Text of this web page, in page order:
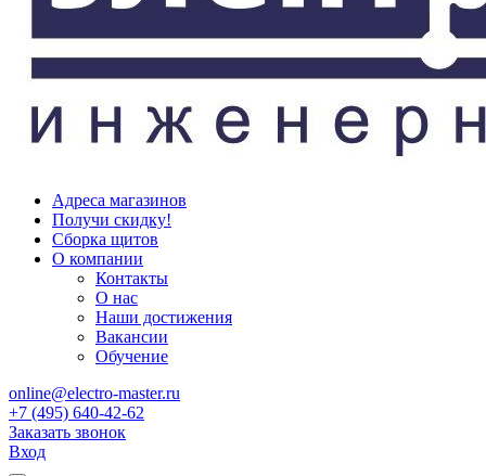
Адреса магазинов
Получи скидку!
Сборка щитов
О компании
Контакты
О нас
Наши достижения
Вакансии
Обучение
online@electro-master.ru
+7 (495) 640-42-62
Заказать звонок
Вход